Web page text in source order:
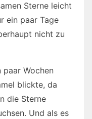
Sterne leicht
ein paar Tage
nicht zu
paar Wochen
blickte, da
die Sterne
Und als es